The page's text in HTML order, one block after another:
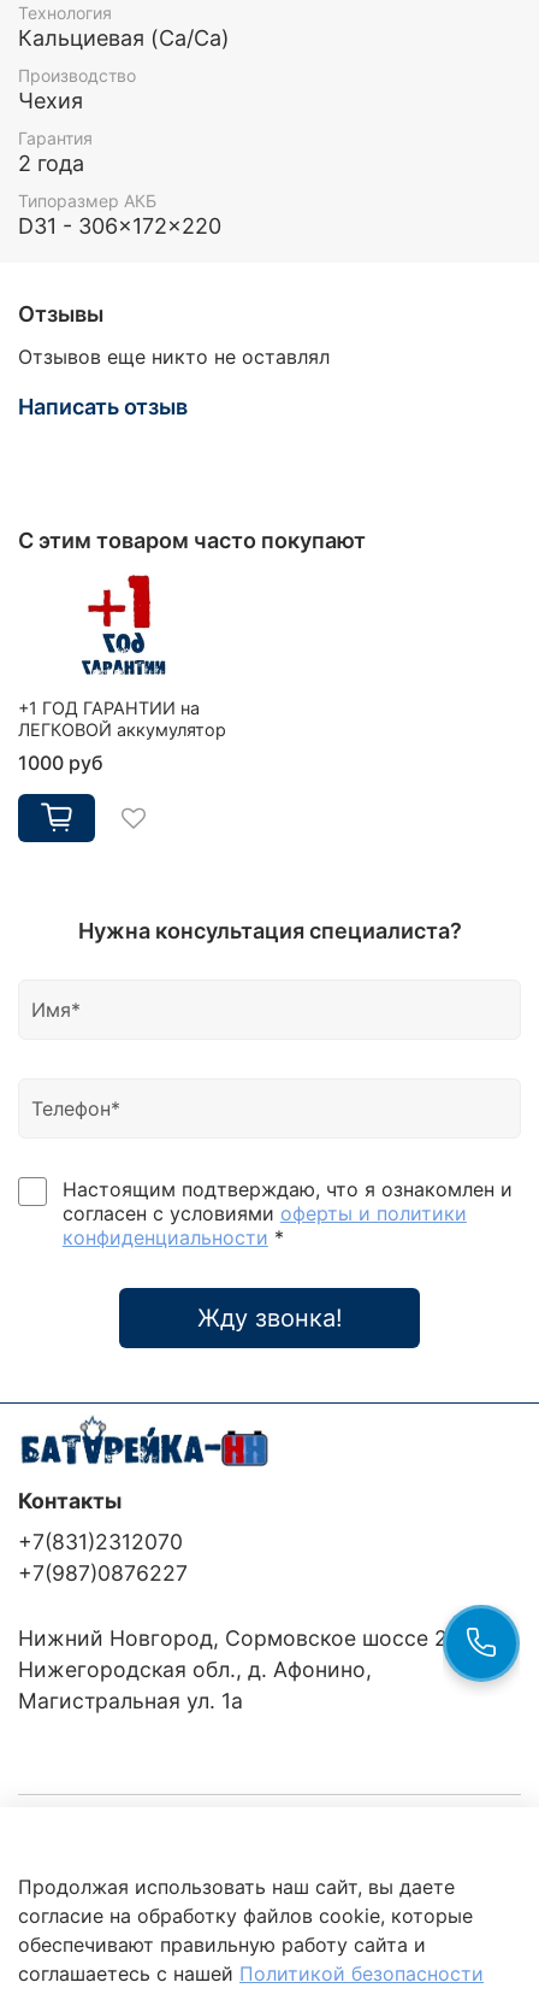
Технология
Кальциевая (Ca/Ca)
Производство
Чехия
Гарантия
2 года
Типоразмер АКБ
D31 - 306x172x220
Отзывы
Отзывов еще никто не оставлял
Написать отзыв
С этим товаром часто покупают
+1 ГОД ГАРАНТИИ на
ЛЕГКОВОЙ аккумулятор
1000 руб
Нужна консультация специалиста?
Настоящим подтверждаю, что я ознакомлен и
согласен с условиями оферты и политики
конфиденциальности *
Жду звонка!
Клиентам
Это интересно
Контакты
+7(831)2312070
+7(987)0876227
Нижний Новгород, Сормовское шоссе 24/36
Нижегородская обл., д. Афонино,
Магистральная ул. 1а
Продолжая использовать наш сайт, вы даете
согласие на обработку файлов cookie, которые
обеспечивают правильную работу сайта и
соглашаетесь с нашей Политикой безопасности
обработки